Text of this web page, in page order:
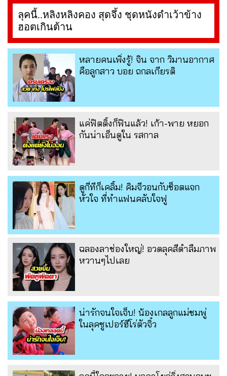
ลุคนี้..หลิงหลิงคอง สุดจึ้ง ชุดหนังดำเว้าข้าง
ฮอตเกินต้าน
หลายคนเพิ่งรู้! จิน จาก วิมานอากาศ
คือลูกสาว บอย ถกลเกียรติ
แค่ฟิตติ้งก็ฟินแล้ว! เก้า-พาย หยอก
กันน่าเอ็นดูใน รสกาล
ดูกี่ทีก็เคลิ้ม! คิมจีวอนกับช็อตแจก
หัวใจ ที่ทำแฟนคลับใจฟู
ฉลองลาช่องใหญ่! อวดลุคสีดำลืมภาพ
หวานๆไปเลย
น่ารักจนใจเจ็บ! น้องเกลลูกแม่ชมพู่
ในลุคซูเปอร์ฮีโร่ตัวจิ๋ว